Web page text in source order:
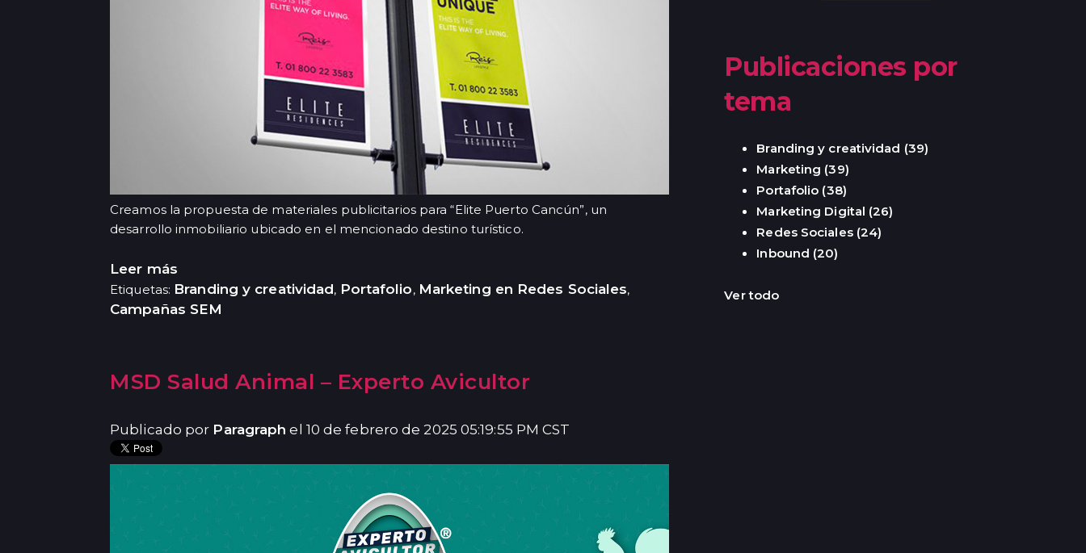
Creamos la propuesta de materiales publicitarios para “Elite Puerto Cancún”, un
desarrollo inmobiliario ubicado en el mencionado destino turístico.
Leer más
Etiquetas: Branding y creatividad, Portafolio, Marketing en Redes Sociales,
Campañas SEM
MSD Salud Animal – Experto Avicultor
Publicado por Paragraph el 10 de febrero de 2025 05:19:55 PM CST
Publicaciones por
tema
Branding y creatividad (39)
Marketing (39)
Portafolio (38)
Marketing Digital (26)
Redes Sociales (24)
Inbound (20)
Ver todo